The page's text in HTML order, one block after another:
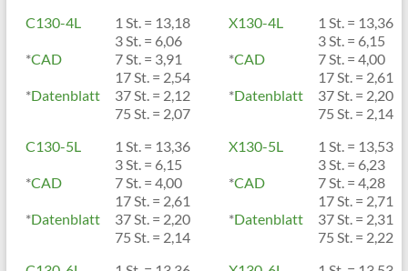
C130-4L
*CAD
*Datenblatt
1 St. = 13,18
3 St. = 6,06
7 St. = 3,91
17 St. = 2,54
37 St. = 2,12
75 St. = 2,07
X130-4L
*CAD
*Datenblatt
1 St. = 13,36
3 St. = 6,15
7 St. = 4,00
17 St. = 2,61
37 St. = 2,20
75 St. = 2,14
C130-5L
*CAD
*Datenblatt
1 St. = 13,36
3 St. = 6,15
7 St. = 4,00
17 St. = 2,61
37 St. = 2,20
75 St. = 2,14
X130-5L
*CAD
*Datenblatt
1 St. = 13,53
3 St. = 6,23
7 St. = 4,28
17 St. = 2,71
37 St. = 2,31
75 St. = 2,22